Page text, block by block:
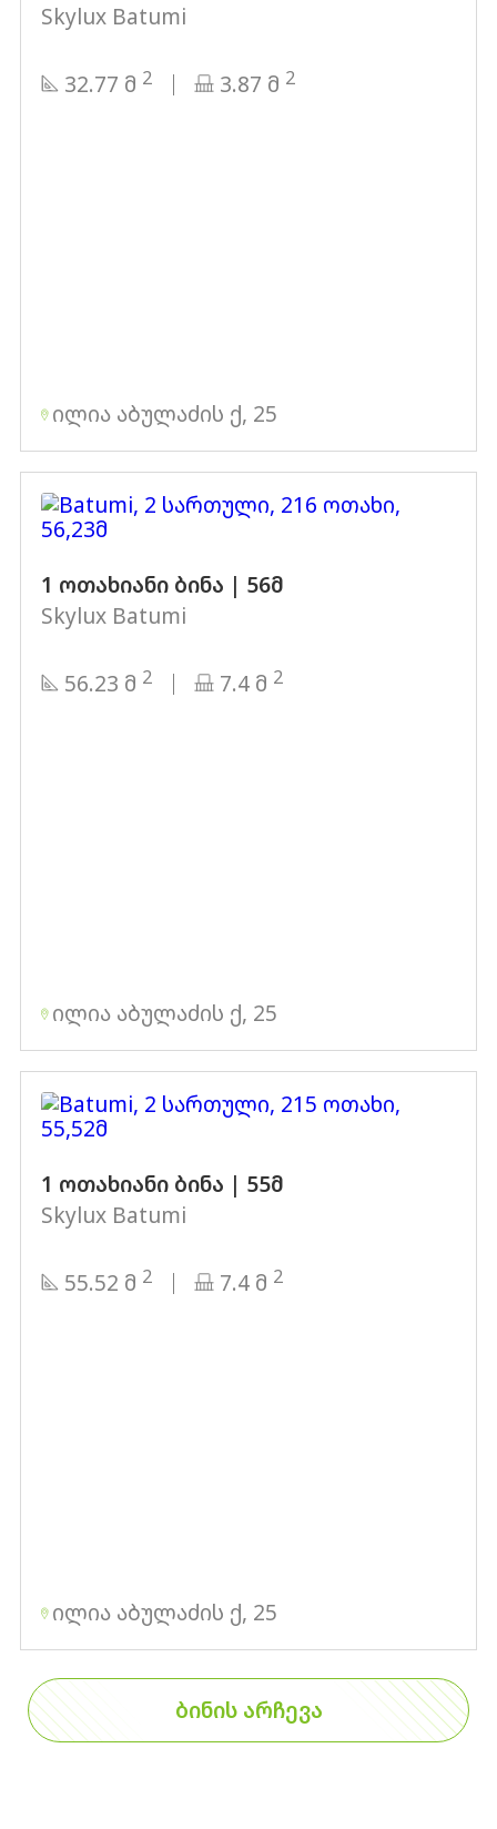
ᲑᲘᲜᲘᲡ ᲐᲠᲩᲔᲕᲐ
Skylux Batumi
32.77 მ 2 3.87 მ 2
ილია აბულაძის ქ, 25
1 ოთახიანი ბინა | 56მ
Skylux Batumi
56.23 მ 2 7.4 მ 2
ილია აბულაძის ქ, 25
1 ოთახიანი ბინა | 55მ
Skylux Batumi
55.52 მ 2 7.4 მ 2
ილია აბულაძის ქ, 25